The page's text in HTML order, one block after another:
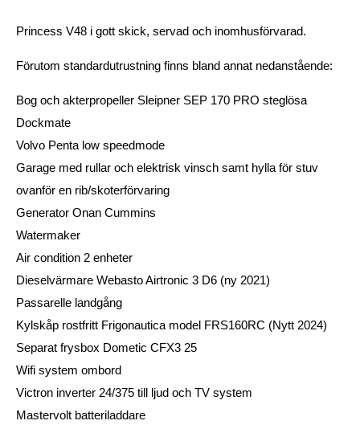
Princess V48 i gott skick, servad och inomhusförvarad.
Förutom standardutrustning finns bland annat nedanstående:
Bog och akterpropeller Sleipner SEP 170 PRO steglösa
Dockmate
Volvo Penta low speedmode
Garage med rullar och elektrisk vinsch samt hylla för stuv
ovanför en rib/skoterförvaring
Generator Onan Cummins
Watermaker
Air condition 2 enheter
Dieselvärmare Webasto Airtronic 3 D6 (ny 2021)
Passarelle landgång
Kylskåp rostfritt Frigonautica model FRS160RC (Nytt 2024)
Separat frysbox Dometic CFX3 25
Wifi system ombord
Victron inverter 24/375 till ljud och TV system
Mastervolt batteriladdare